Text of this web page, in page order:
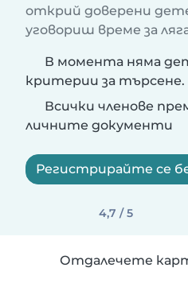
открий доверени
уговориш време за
В момента няма
критерии за търсене.
Всички членове
личните документи
Регистрирайте се
4,7 / 5
Отдалечете